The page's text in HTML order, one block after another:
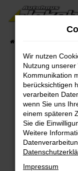
Zum
Hauptinhalt
Fehler:
Beim Laden ist
Hier sind ein
Überprüfe
Laden
Wir nutzen
Nutzung
Kommunikation
berücksichtigen
verarbeiten
wenn Sie uns
einem späteren
Sie die
Weitere
Impressum